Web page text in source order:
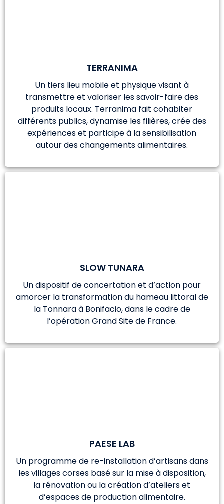
TERRANIMA
Un tiers lieu mobile et physique visant à
transmettre et valoriser les savoir-faire des
produits locaux. Terranima fait cohabiter
différents publics, dynamise les filières, crée des
expériences et participe à la sensibilisation
autour des changements alimentaires.
SLOW TUNARA
Un dispositif de concertation et d’action pour
amorcer la transformation du hameau littoral de
la Tonnara à Bonifacio, dans le cadre de
l’opération Grand Site de France.
PAESE LAB
Un programme de re-installation d’artisans dans
les villages corses basé sur la mise à disposition,
la rénovation ou la création d’ateliers et
d’espaces de production alimentaire.